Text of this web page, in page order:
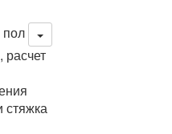
расчет
стяжка